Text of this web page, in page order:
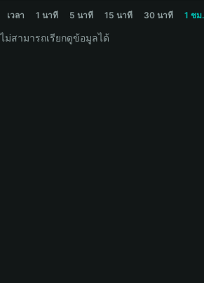
Bahasa Indonesia
हिन्दी
さかな Price Chart
เวลา 1 นาที 5 นาที 15 นาที 30 นาที 1 ชม.
ไม่สามารถเรียกดูข้อมูลได้